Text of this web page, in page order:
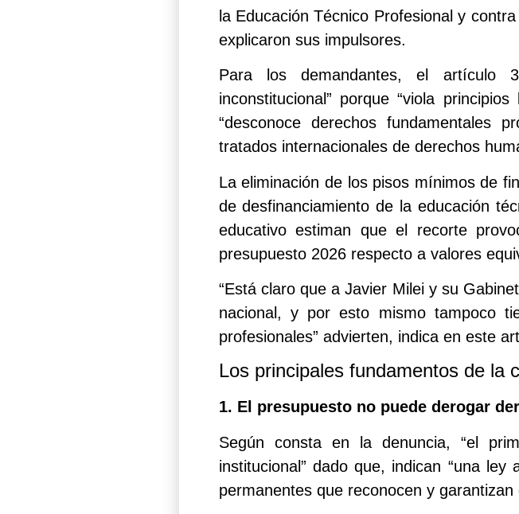
la Educación Técnico Profesional y
explicaron sus impulsores.
Para los demandantes, el
inconstitucional” porque “viola
“desconoce derechos fundamentales
tratados internacionales de derechos
La eliminación de los pisos mínimos de
de desfinanciamiento de la educación
educativo estiman que el recorte
presupuesto 2026 respecto a valores
“Está claro que a Javier Milei y su
nacional, y por esto mismo tampoco
profesionales” advierten, indica en este
Los principales fundamentos de la
1. El presupuesto no puede derogar
Según consta en la denuncia, “el
institucional” dado que, indican “una
permanentes que reconocen y garantizan